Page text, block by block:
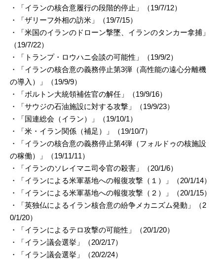
・「イランの核合意履行の段階的停止」（19/7/12）
・「ザリーフ外相の訪米」（19/7/15）
・「米国のイランのドローン撃墜、イランのタンカー拿捕」
（19/7/22）
・「トランプ・ロウハニ会談の可能性」（19/9/2）
・「イランの核合意の義務停止第3弾（高性能の遠心分離機
の導入）」（19/9/9）
・「ボルトン大統領補佐官の解任」（19/9/16）
・「サウジの石油施設に対する攻撃」（19/9/23）
・「国連総会（イラン）」（19/10/1）
・「米・イラン関係（補足）」（19/10/7）
・「イランの核合意の義務停止第4弾（フォルドゥの核施設
の稼働）」（19/11/11）
・「イランのソレイマニ司令官の殺害」（20/1/6）
・「イランによる米軍基地への報復攻撃（１）」（20/1/14）
・「イランによる米軍基地への報復攻撃（２）」（20/1/15）
・「英独仏によるイラン核合意の紛争メカニズム発動」（2
0/1/20）
・「イランによるテロ攻撃の可能性」（20/1/20）
・「イラン議会選挙」（20/2/17）
・「イラン議会選挙」（20/2/24）